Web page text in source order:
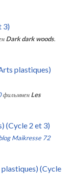
3)
Dark dark woods.
plastiques)
фильмнен Les
(Cycle 2 et 3)
Maikresse 72
(Cycle